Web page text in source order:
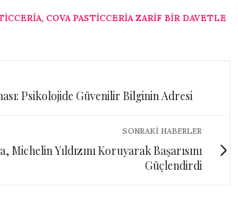
, COVA PASTICCERIA ZARIF BIR DAVETLE
Psikolojide Güvenilir Bilginin Adresi
SONRAKI HABERLER
Michelin Yıldızını Koruyarak Başarısını
Güçlendirdi